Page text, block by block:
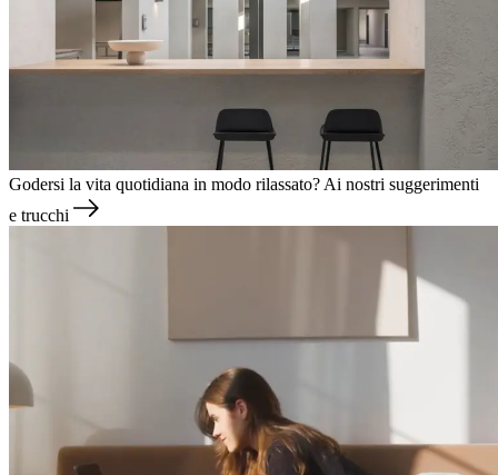
Godersi la vita quotidiana in modo rilassato? Ai nostri suggerimenti
e trucchi